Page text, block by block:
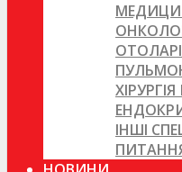
ІНШІ